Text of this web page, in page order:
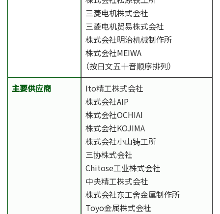
三菱电机株式会社
三菱电机贸易株式会社
株式会社明治机械制作所
株式会社MEIWA
（按日文五十音顺序排列）
主要供应商
Ito精工株式会社
株式会社AIP
株式会社OCHIAI
株式会社KOJIMA
株式会社小山铸工所
三协株式会社
Chitose工业株式会社
中央精工株式会社
株式会社东工舍金属制作所
Toyo金属株式会社